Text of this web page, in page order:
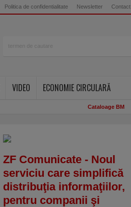
Politica de confidentialitate Newsletter Contact
VIDEO
ECONOMIE CIRCULARĂ
Cataloage BM
ZF Comunicate - Noul
serviciu care simplifică
distribuţia informaţiilor,
pentru companii şi